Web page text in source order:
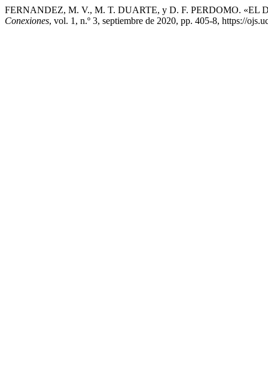
FERNANDEZ, M. V., M. T. DUARTE, y D. F. PERDOMO.
Conexiones, vol. 1, n.º 3, septiembre de 2020, pp. 405-8, https://